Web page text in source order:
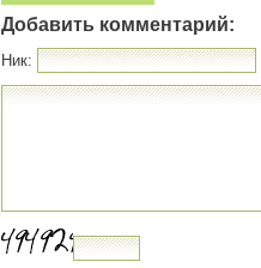
Добавить комментарий:
Ник: